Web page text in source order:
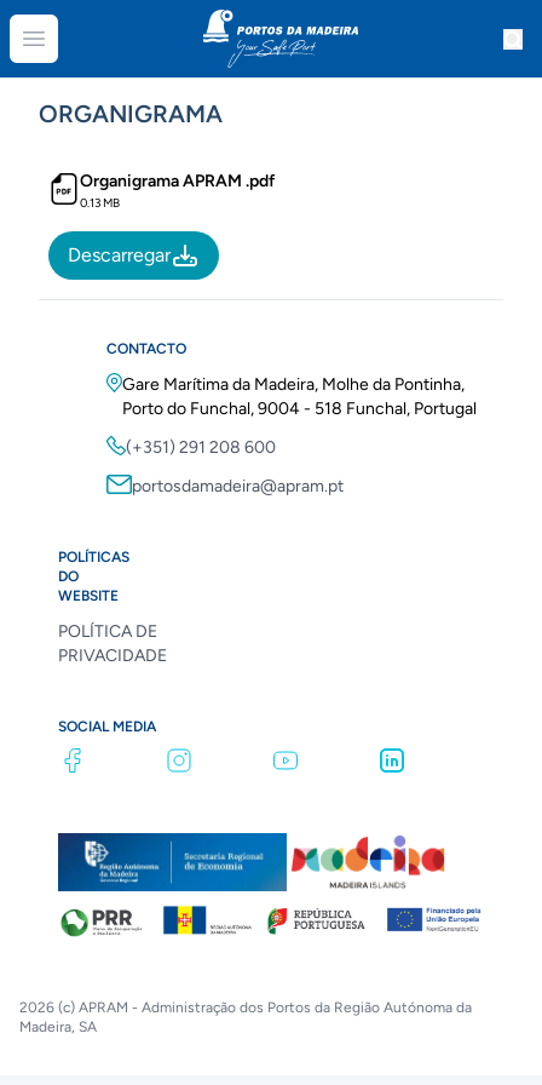
Open menu
Portos
ORGANIGRAMA
Organigrama APRAM .pdf
0.13 MB
Descarregar
CONTACTO
Gare Marítima da Madeira, Molhe da Pontinha,
Porto do Funchal, 9004 - 518 Funchal, Portugal
(+351) 291 208 600
portosdamadeira@apram.pt
POLÍTICAS
DO
WEBSITE
POLÍTICA DE
PRIVACIDADE
SOCIAL MEDIA
2026 (c) APRAM - Administração dos Portos da Região Autónoma da
Madeira, SA